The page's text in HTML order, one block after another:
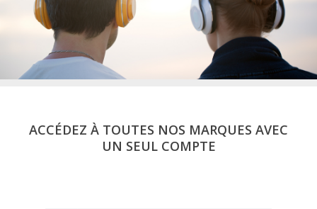
ACCÉDEZ À TOUTES NOS MARQUES AVEC
UN SEUL COMPTE